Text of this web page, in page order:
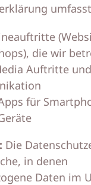
die wir
Auftritte
für
Die
in denen
Daten im